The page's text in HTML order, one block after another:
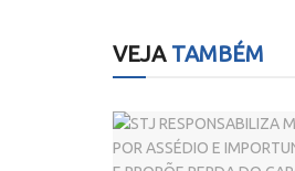
VEJATAMBÉM